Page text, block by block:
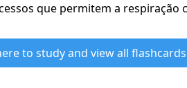
que permitem a respiração
to study and view all